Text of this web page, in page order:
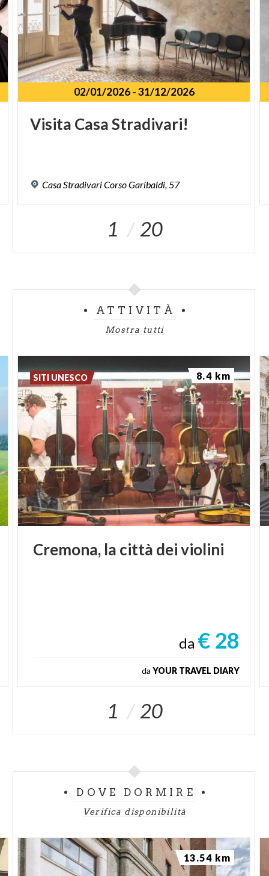
02/01/2026-31/12/2026
Visita CasaStradivari!
Casa StradivariCorsoGaribaldi, 57
1 20
ATTIVITÀ
Mostra tutti
Cremona, la città deiviolini
da € 28
da YOUR TRAVEL DIARY
SITI UNESCO 8.4 km
1 20
DOVE DORMIRE
Verifica disponibilità
13.54 km